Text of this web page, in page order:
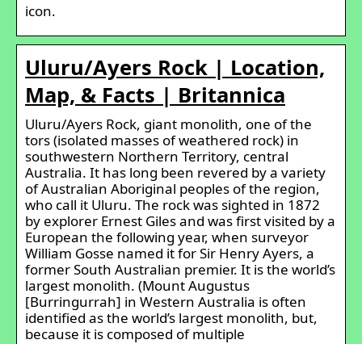
icon.
Uluru/Ayers Rock | Location,
Map, & Facts | Britannica
Uluru/Ayers Rock, giant monolith, one of the
tors (isolated masses of weathered rock) in
southwestern Northern Territory, central
Australia. It has long been revered by a variety
of Australian Aboriginal peoples of the region,
who call it Uluru. The rock was sighted in 1872
by explorer Ernest Giles and was first visited by a
European the following year, when surveyor
William Gosse named it for Sir Henry Ayers, a
former South Australian premier. It is the world’s
largest monolith. (Mount Augustus
[Burringurrah] in Western Australia is often
identified as the world’s largest monolith, but,
because it is composed of multiple